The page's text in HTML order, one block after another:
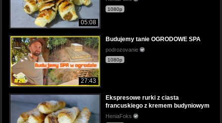
05:08
1080p
27:43
Budujemy tanie OGRODOWE SPA
podrozovanie
1080p
Ekspresowe rurki z ciasta
francuskiego z kremem budyniowym
HeniaFoks